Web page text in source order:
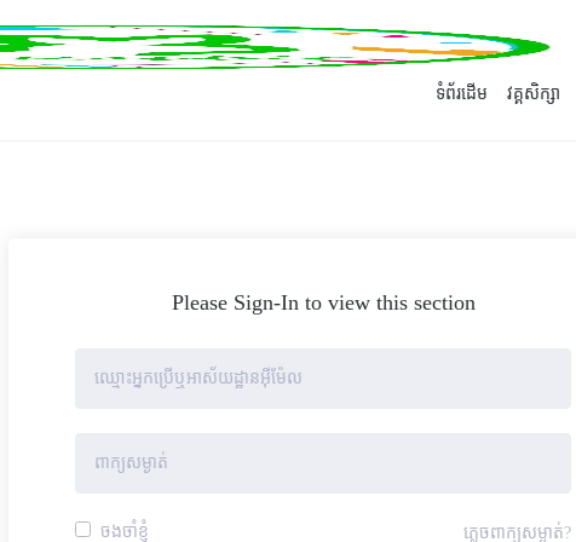
ទំព័រដើម វគ្គសិក្សា
Please Sign-In to view this section
ចងចាំខ្ញុំ ភ្លេចពាក្យសម្ងាត់?